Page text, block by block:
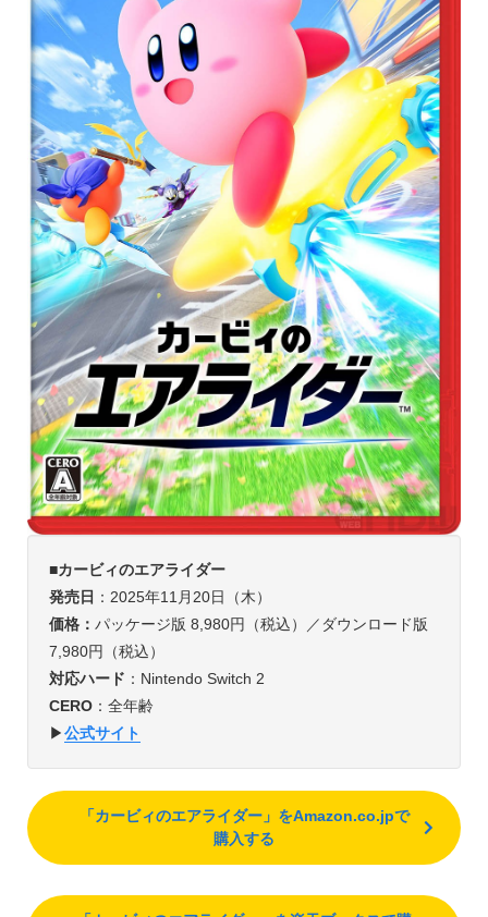
■カービィのエアライダー
発売日 ：2025年11月20日（木）
価格： パッケージ版 8,980円（税込）／ダウンロード版
7,980円（税込）
対応ハード ：Nintendo Switch 2
CERO：全年齢
▶︎公式サイト
「カービィのエアライダー」をAmazon.co.jpで
購入する